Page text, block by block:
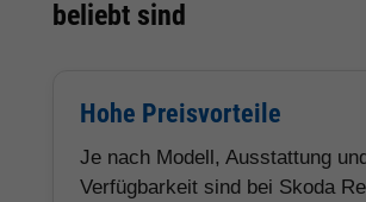
beliebt sind
Hohe Preisvorteile
Je nach Modell, Ausstattung
Verfügbarkeit sind bei Skoda